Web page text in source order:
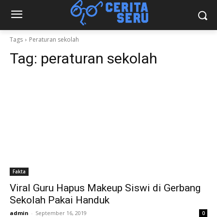
Tags Peraturan sekolah
Tag: peraturan sekolah
Fakta
Viral Guru Hapus Makeup Siswi di Gerbang
Sekolah Pakai Handuk
admin - September 16, 2019 0